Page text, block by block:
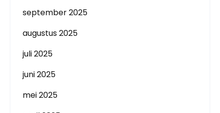
september 2025
augustus 2025
juli 2025
juni 2025
mei 2025